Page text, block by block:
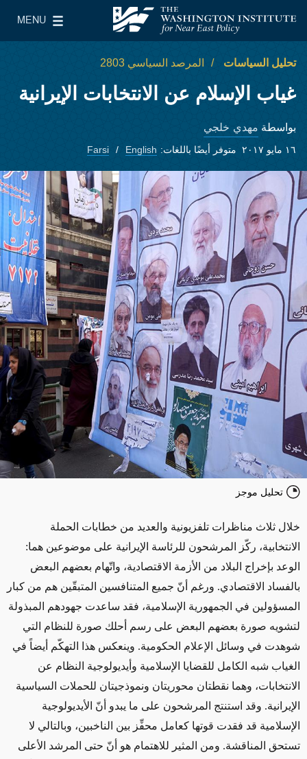
معهد واشنطن لسياسات الشرق الأدنى
MENU
Main Menu
تحليل السياسات المرصد السياسي 2803
غياب الإسلام عن الانتخابات الإيرانية
بواسطة مهدي خلجي
١٦ مايو ٢٠١٧ متوفر أيضًا باللغات: English
Farsi
تحليل موجز
خلال ثلاث مناظرات تلفزيونية والعديد من خطابات الحملة
الانتخابية، ركّز المرشحون للرئاسة الإيرانية على موضوعين هما:
الوعد بإخراج البلاد من الأزمة الاقتصادية، واتّهام بعضهم البعض
بالفساد الاقتصادي. ورغم أنّ جميع المتنافسين المتبقّين هم من كبار
المسؤولين في الجمهورية الإسلامية، فقد ساعدت جهودهم المبذولة
لتشويه صورة بعضهم البعض على رسم أحلك صورة للنظام التي
شوهدت في وسائل الإعلام الحكومية. وينعكس هذا التهكّم أيضاً في
الغياب شبه الكامل للقضايا الإسلامية وأيديولوجية النظام عن
الانتخابات، وهما نقطتان محوريتان ونموذجيتان للحملات السياسية
الإيرانية. وقد استنتج المرشحون على ما يبدو أنّ الأيديولوجية
الإسلامية قد فقدت قوتها كعامل محفِّز بين الناخبين، وبالتالي لا
تستحق المناقشة. ومن المثير للاهتمام هو أنّ حتى المرشد الأعلى